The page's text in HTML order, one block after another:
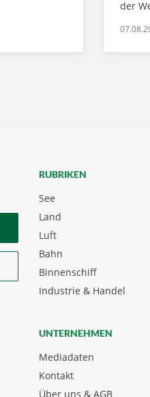
der
RUBRIKEN
See
Land
Luft
Bahn
Binnenschiff
Industrie & Handel
UNTERNEHMEN
Mediadaten
Kontakt
Über uns & AGB